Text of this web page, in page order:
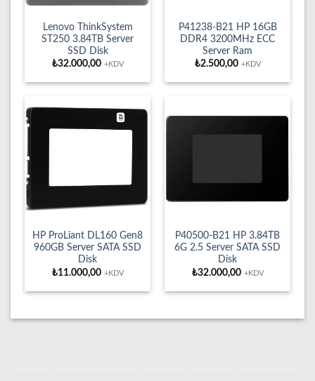
Lenovo ThinkSystem
ST250 3.84TB Server
SSD Disk
₺32.000,00 +KDV
P41238-B21 HP 16GB
DDR4 3200MHz ECC
Server Ram
₺2.500,00 +KDV
HP ProLiant DL160 Gen8
960GB Server SATA SSD
Disk
₺11.000,00 +KDV
P40500-B21 HP 3.84TB
6G 2.5 Server SATA SSD
Disk
₺32.000,00 +KDV